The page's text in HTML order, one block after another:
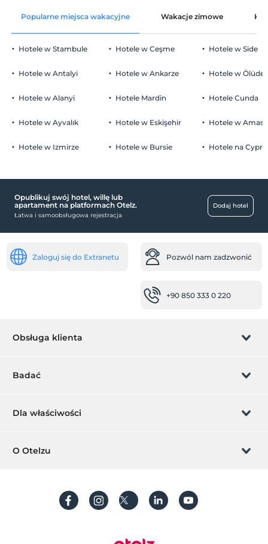
Części wspólne i wszystkie pokoje
Parking
wolny Parking publiczny
miejsca publiczne
ogród
Rynek
Usługa codziennego sprzątania
pokazy nocne
Usługi recepcji
Wymeldować się
Przed 10:00
Zwierzęta
Niemowlęta do wieku do 1 są bezpłatne.
Popularne miejsca wakacyjne Wakacje zimowe
Hotele w Stambule
Hotele w Antalyi
Hotele w Alanyi
Hotele w Ayvalık
Hotele w Izmirze
Hotele w Ceşme
Hotele w Ankarze
Hotele Mardin
Hotele w Eskişehir
Hotele w Bursie
Hotele w Side
Hotele w
Hotele Cunda
Hotele w
Hotele na
Opublikuj swój hotel, willę lub
apartament na platformach Otelz.
Łatwa i samoobsługowa rejestracja
Dodaj hotel
Zaloguj się do Extranetu Pozwól nam zadzwonić
+90 850 333 0 220
Obsługa klienta
Zarządzanie rezerwacją
Często Zadawane Pytania
Badać
Karta podarunkowa
Utwórz konto
Dla właściwości
Dodaj swój hotel
O Otelzu